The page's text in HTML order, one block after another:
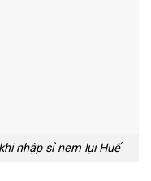
nhập sỉ nem lụi Huế